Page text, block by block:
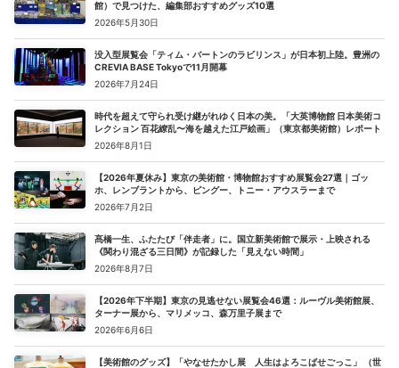
館）で見つけた、編集部おすすめグッズ10選
2026年5月30日
没入型展覧会「ティム・バートンのラビリンス」が日本初上陸。豊洲の
CREVIA BASE Tokyoで11月開幕
2026年7月24日
時代を超えて守られ受け継がれゆく日本の美。「大英博物館 日本美術コ
レクション 百花繚乱〜海を越えた江戸絵画」（東京都美術館）レポート
2026年8月1日
【2026年夏休み】東京の美術館・博物館おすすめ展覧会27選｜ゴッ
ホ、レンブラントから、ピングー、トニー・アウスラーまで
2026年7月2日
髙橋一生、ふたたび「伴走者」に。国立新美術館で展示・上映される
《関わり混ざる三日間》が記録した「見えない時間」
2026年8月7日
【2026年下半期】東京の見逃せない展覧会46選：ルーヴル美術館展、
ターナー展から、マリメッコ、森万里子展まで
2026年6月6日
【美術館のグッズ】「やなせたかし展 人生はよろこばせごっこ」 （世